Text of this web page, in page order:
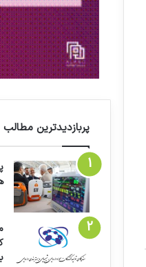
پربازدیدترین مطالب